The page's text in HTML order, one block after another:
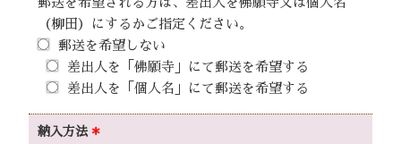
（柳田）にするかご指定ください。
郵送を希望しない
差出人を「佛願寺」にて郵送を希望する
差出人を「個人名」にて郵送を希望する
納入方法 ＊